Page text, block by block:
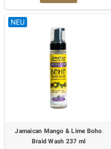
NEU
Jamaican Mango & Lime Boho
Braid Wash 237 ml